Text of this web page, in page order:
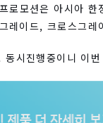
모션은 아시아
이드, 크로스그레
시진행중이니 이